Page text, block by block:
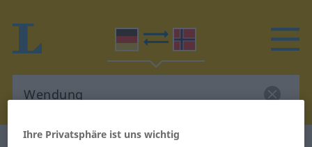
Ihre Privatsphäre ist uns wichtig